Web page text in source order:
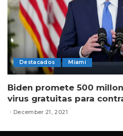
Destacados Miami
Biden promete 500
virus gratuitas para
December 21, 2021